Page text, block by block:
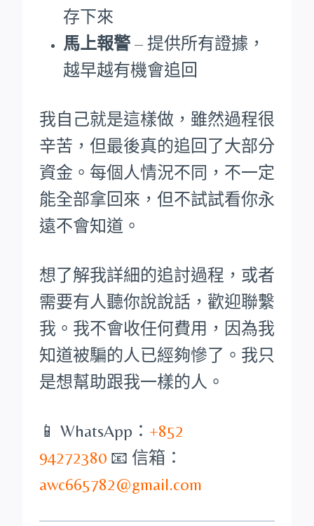
存下來
馬上報警 – 提供所有證據，
越早越有機會追回
我自己就是這樣做，雖然過程很
辛苦，但最後真的追回了大部分
資金。每個人情況不同，不一定
能全部拿回來，但不試試看你永
遠不會知道。
想了解我詳細的追討過程，或者
需要有人聽你說說話，歡迎聯繫
我。我不會收任何費用，因為我
知道被騙的人已經夠慘了。我只
是想幫助跟我一樣的人。
📱 WhatsApp： +852
94272380 📧 信箱：
awc665782@gmail.com